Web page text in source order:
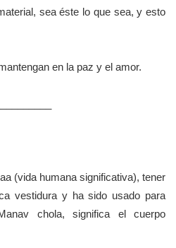
sea éste lo que sea, y esto
en la paz y el amor.
(vida humana significativa), tener
vestidura y ha sido usado para
chola, significa el cuerpo